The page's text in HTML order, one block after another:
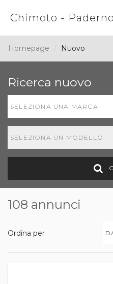
Chimoto -
Homepage Nuovo
Ricerca nuovo
SELEZIONA UNA MARCA
SELEZIONA UN MODELLO
108 annunci
Ordina per